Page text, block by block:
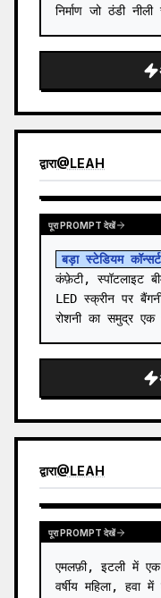
निर्माण जो ठंडी नीली
द्वारा@LEAH
पूरा PROMPT देखें
बड़ा स्टेडियम
कंफ़ेटी, स्पॉटलाइट
LED स्क्रीन पर
रोशनी का समुद्र एक
द्वारा@LEAH
पूरा PROMPT देखें
एमलफ़ी, इटली में
वर्षीय महिला, हवा